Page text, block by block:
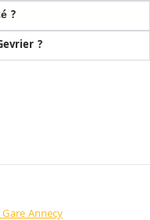
?
?
Gare Annecy